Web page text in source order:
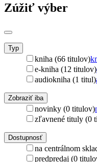
Zúžiť výber
Typ
kniha (66 titulov)
e-kniha (12 titulov)
audiokniha (1 titul)
Zobraziť iba
novinky (0 titulov)
zľavnené tituly (0
Dostupnosť
na centrálnom
predpredaj (0